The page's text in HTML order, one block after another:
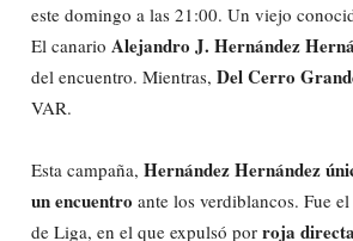
este domingo a las 21:00. Un viejo
El canario Alejandro J. Hernández
del encuentro. Mientras, Del Cerro
VAR.
Esta campaña, Hernández Hernández
un encuentro ante los verdiblancos. Fue el
de Liga, en el que expulsó por roja